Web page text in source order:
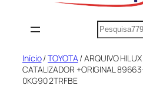
Início/TOYOTA / ARQUIVO
CATALIZADOR +ORIGINAL
0KG90 2TRFBE